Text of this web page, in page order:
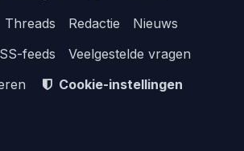
Threads Redactie
Nieuws
feeds
Veelgestelde vragen
Cookie-instellingen